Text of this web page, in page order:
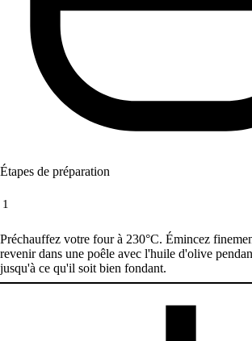
Étapes de préparation
1
Préchauffez votre four à 230°C. Émincez
revenir dans une poêle avec l'huile d'olive
jusqu'à ce qu'il soit bien fondant.